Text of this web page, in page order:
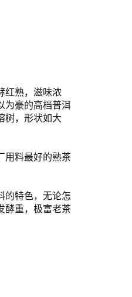
红熟，滋味浓
为豪的高档普洱
树，形状如大
用料最好的熟茶
的特色，无论怎
酵重，极富老茶